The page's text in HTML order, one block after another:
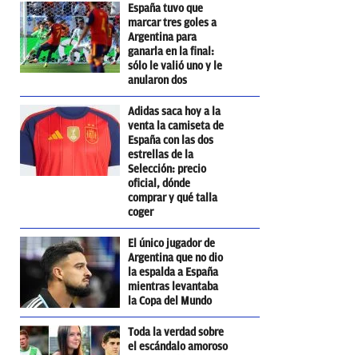
España tuvo que
marcar tres goles a
Argentina para
ganarla en la final:
sólo le valió uno y le
anularon dos
Adidas saca hoy a la
venta la camiseta de
España con las dos
estrellas de la
Selección: precio
oficial, dónde
comprar y qué talla
coger
El único jugador de
Argentina que no dio
la espalda a España
mientras levantaba
la Copa del Mundo
Toda la verdad sobre
el escándalo amoroso